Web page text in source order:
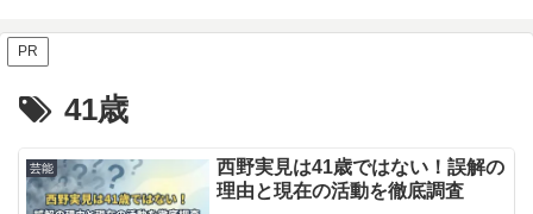
PR
41歳
芸能
西野実見は41歳ではない！誤解の
理由と現在の活動を徹底調査